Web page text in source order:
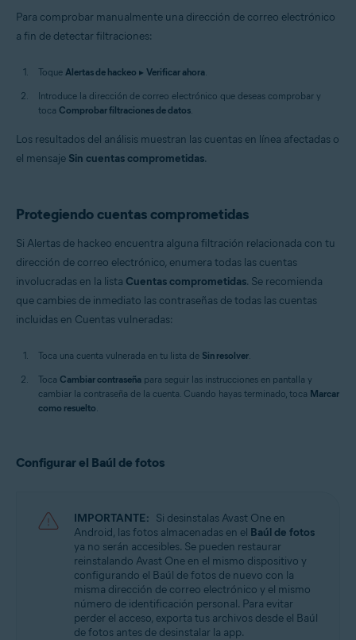
Para comprobar manualmente una dirección de correo electrónico
a fin de detectar filtraciones:
Toque Alertas de hackeo ▸ Verificar ahora.
Introduce la dirección de correo electrónico que deseas comprobar y
toca Comprobar filtraciones de datos.
Los resultados del análisis muestran las cuentas en línea afectadas o
el mensaje Sin cuentas comprometidas.
Protegiendo cuentas comprometidas
Si Alertas de hackeo encuentra alguna filtración relacionada con tu
dirección de correo electrónico, enumera todas las cuentas
involucradas en la lista Cuentas comprometidas. Se recomienda
que cambies de inmediato las contraseñas de todas las cuentas
incluidas en Cuentas vulneradas:
Toca una cuenta vulnerada en tu lista de Sin resolver.
Toca Cambiar contraseña para seguir las instrucciones en pantalla y
cambiar la contraseña de la cuenta. Cuando hayas terminado, toca Marcar
como resuelto.
Configurar el Baúl de fotos
IMPORTANTE: Si desinstalas Avast One en
Android, las fotos almacenadas en el Baúl de fotos
ya no serán accesibles. Se pueden restaurar
reinstalando Avast One en el mismo dispositivo y
configurando el Baúl de fotos de nuevo con la
misma dirección de correo electrónico y el mismo
número de identificación personal. Para evitar
perder el acceso, exporta tus archivos desde el Baúl
de fotos antes de desinstalar la app.